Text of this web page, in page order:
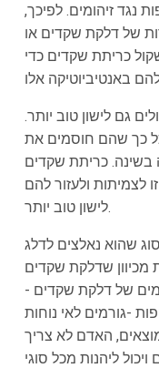
נגד זיהומים. לפיכך,
של דלקת שקדים או
כריתת שקדים כדי
גם לישון טוב יותר.
כך שהם חוסמים את
בשינה. כריתת שקדים
לצמיתות ולעזור להם
לישון טוב יותר.
שהוא נאלצים לדלג
מכיוון שדלקת שקדים
של דלקת שקדים -
-גורמים לאי נוחות
האדם לא צריך
ליהנות מכל סוגי